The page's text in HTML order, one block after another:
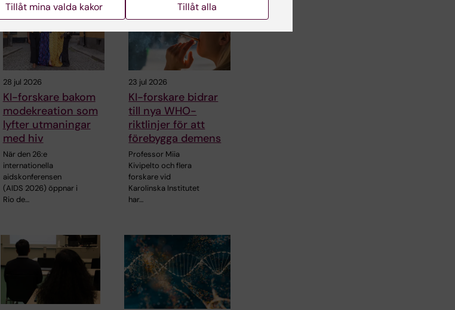
28 jul 2026
KI-forskare bakom
modekreation som
lyfter utmaningar
med hiv
När den 26:e
internationella
aidskonferensen
(AIDS 2026) öppnar i
Rio de…
23 jul 2026
KI-forskare bidrar
till nya WHO-
riktlinjer för att
förebygga demens
Professor Miia
Kivipelto och flera
forskare vid
Karolinska Institutet
har…
Tillåt mina valda kakor Tillåt alla